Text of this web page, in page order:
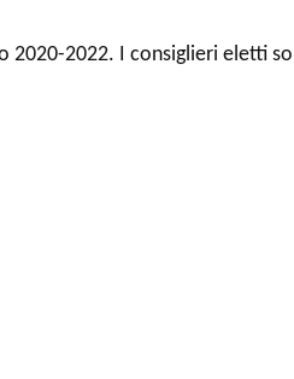
2020-2022. I consiglieri eletti